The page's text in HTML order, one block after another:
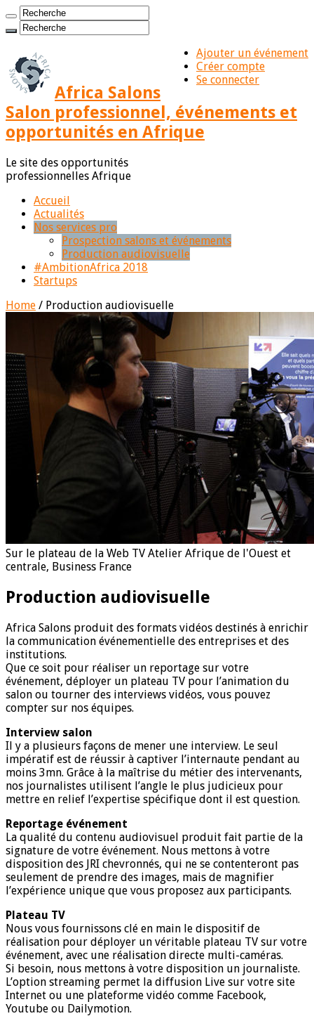
Ajouter un événement
Créer compte
Se connecter
Africa Salons
Salon professionnel, événements et
opportunités en Afrique
Le site des opportunités
professionnelles Afrique
Accueil
Actualités
Nos services pro
Prospection salons et événements
Production audiovisuelle
#AmbitionAfrica 2018
Startups
Home / Production audiovisuelle
Sur le plateau de la Web TV Atelier Afrique de l'Ouest et
centrale, Business France
Production audiovisuelle
Africa Salons produit des formats vidéos destinés à enrichir
la communication événementielle des entreprises et des
institutions.
Que ce soit pour réaliser un reportage sur votre
événement, déployer un plateau TV pour l’animation du
salon ou tourner des interviews vidéos, vous pouvez
compter sur nos équipes.
Interview salon
Il y a plusieurs façons de mener une interview. Le seul
impératif est de réussir à captiver l’internaute pendant au
moins 3mn. Grâce à la maîtrise du métier des intervenants,
nos journalistes utilisent l’angle le plus judicieux pour
mettre en relief l’expertise spécifique dont il est question.
Reportage événement
La qualité du contenu audiovisuel produit fait partie de la
signature de votre événement. Nous mettons à votre
disposition des JRI chevronnés, qui ne se contenteront pas
seulement de prendre des images, mais de magnifier
l’expérience unique que vous proposez aux participants.
Plateau TV
Nous vous fournissons clé en main le dispositif de
réalisation pour déployer un véritable plateau TV sur votre
événement, avec une réalisation directe multi-caméras.
Si besoin, nous mettons à votre disposition un journaliste.
L’option streaming permet la diffusion Live sur votre site
Internet ou une plateforme vidéo comme Facebook,
Youtube ou Dailymotion.